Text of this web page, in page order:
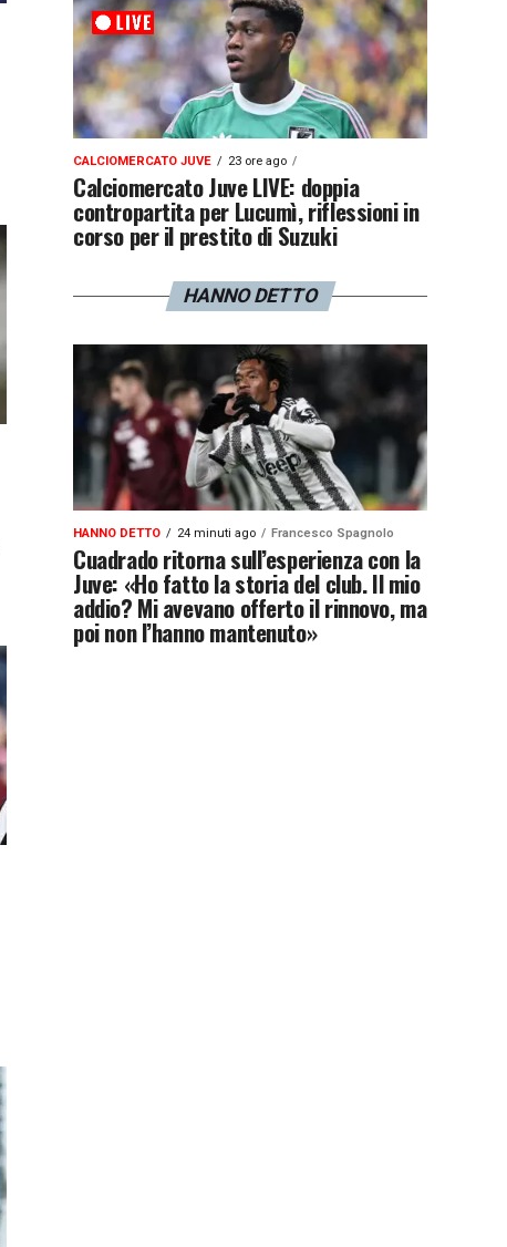
CALCIOMERCATO JUVE 23 ore ago
Calciomercato Juve LIVE: doppia
contropartita per Lucumì, riflessioni in
corso per il prestito di Suzuki
HANNO DETTO
HANNO DETTO 24 minuti ago Francesco Spagnolo
Cuadrado ritorna sull’esperienza con la
Juve: «Ho fatto la storia del club. Il mio
addio? Mi avevano offerto il rinnovo, ma
poi non l’hanno mantenuto»